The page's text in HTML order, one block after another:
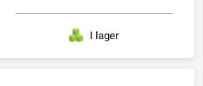
I lager